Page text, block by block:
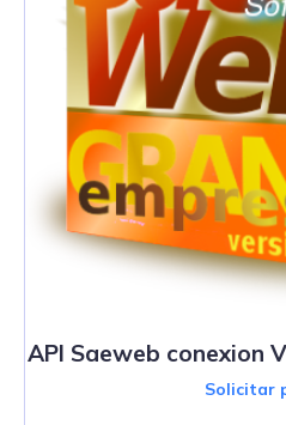
API Saeweb conexion
Solicitar